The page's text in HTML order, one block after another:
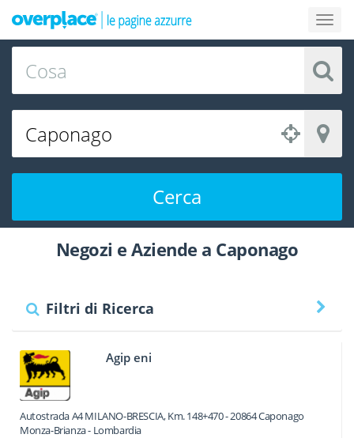
Cerca
Negozi e Aziende a Caponago
Filtri di Ricerca
Agip eni
Autostrada A4 MILANO-BRESCIA, Km. 148+470-20864Caponago
Monza-Brianza - Lombardia